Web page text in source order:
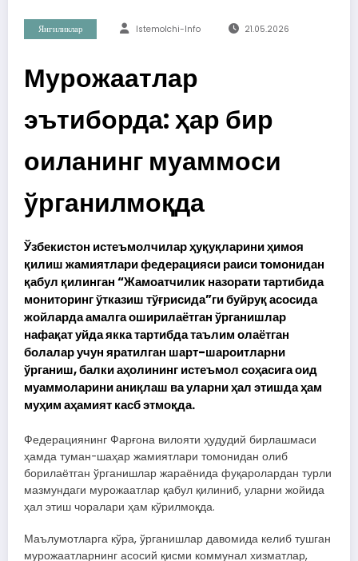
Янгиликлар Istemolchi-Info 21.05.2026
Мурожаатлар
эътиборда: ҳар бир
оиланинг муаммоси
ўрганилмоқда
Ўзбекистон истеъмолчилар ҳуқуқларини ҳимоя
қилиш жамиятлари федерацияси раиси томонидан
қабул қилинган “Жамоатчилик назорати тартибида
мониторинг ўтказиш тўғрисида”ги буйруқ асосида
жойларда амалга оширилаётган ўрганишлар
нафақат уйда якка тартибда таълим олаётган
болалар учун яратилган шарт-шароитларни
ўрганиш, балки аҳолининг истеъмол соҳасига оид
муаммоларини аниқлаш ва уларни ҳал этишда ҳам
муҳим аҳамият касб этмоқда.
Федерациянинг Фарғона вилояти ҳудудий бирлашмаси
ҳамда туман-шаҳар жамиятлари томонидан олиб
борилаётган ўрганишлар жараёнида фуқаролардан турли
мазмундаги мурожаатлар қабул қилиниб, уларни жойида
ҳал этиш чоралари ҳам кўрилмоқда.
Маълумотларга кўра, ўрганишлар давомида келиб тушган
мурожаатларнинг асосий қисми коммунал хизматлар,